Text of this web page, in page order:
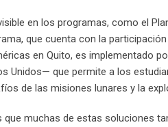
en los programas, como el
que cuenta con la
en Quito, es implementado
Unidos— que permite a los
de las misiones lunares y la
que muchas de estas soluciones